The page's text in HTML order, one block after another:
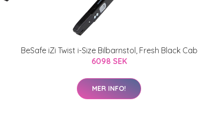
BeSafe iZi Twist i-Size Bilbarnstol, Fresh Black Cab
6098 SEK
MER INFO!